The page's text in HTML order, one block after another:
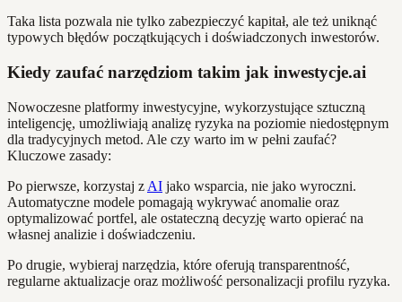
Taka lista pozwala nie tylko zabezpieczyć kapitał, ale też uniknąć
typowych błędów początkujących i doświadczonych inwestorów.
Kiedy zaufać narzędziom takim jak inwestycje.ai
Nowoczesne platformy inwestycyjne, wykorzystujące sztuczną
inteligencję, umożliwiają analizę ryzyka na poziomie niedostępnym
dla tradycyjnych metod. Ale czy warto im w pełni zaufać?
Kluczowe zasady:
Po pierwsze, korzystaj z AI jako wsparcia, nie jako wyroczni.
Automatyczne modele pomagają wykrywać anomalie oraz
optymalizować portfel, ale ostateczną decyzję warto opierać na
własnej analizie i doświadczeniu.
Po drugie, wybieraj narzędzia, które oferują transparentność,
regularne aktualizacje oraz możliwość personalizacji profilu ryzyka.